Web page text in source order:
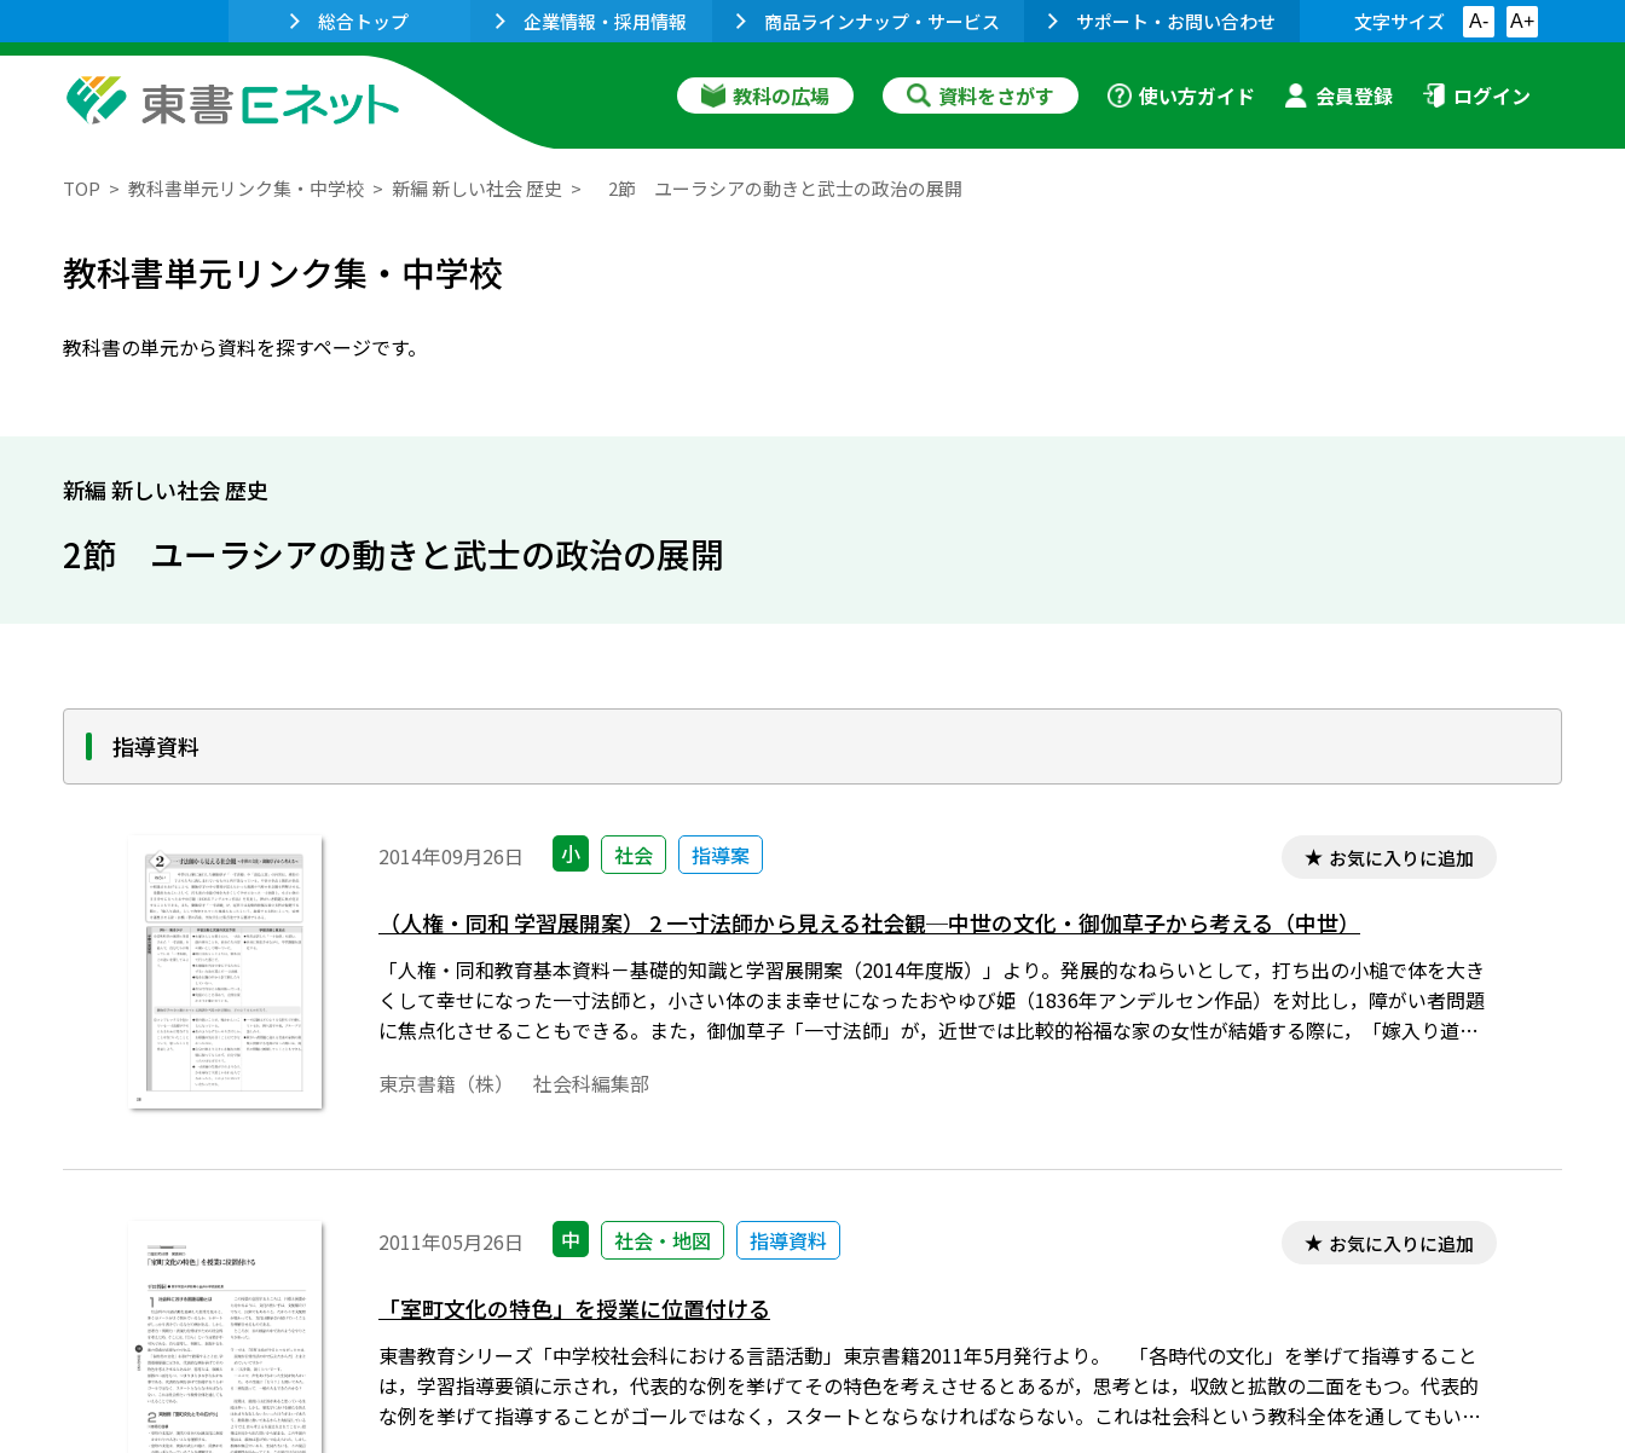
総合トップ 企業情報・採用情報 商品ラインナップ・サービス サポート・お問い合わせ 文字サイズ A- A+
教科の広場 資料をさがす 使い方ガイド 会員登録 ログイン
TOP 教科書単元リンク集・中学校 新編 新しい社会 歴史 2節 ユーラシアの動きと武士の政治の展開
教科書単元リンク集・中学校
教科書の単元から資料を探すページです。
新編 新しい社会 歴史
2節 ユーラシアの動きと武士の政治の展開
指導資料
2014年09月26日 小 社会 指導案 お気に入りに追加
（人権・同和 学習展開案） 2 一寸法師から見える社会観─中世の文化・御伽草子から考える（中世）
「人権・同和教育基本資料－基礎的知識と学習展開案（2014年度版）」より。発展的なねらいとして，打ち出の小槌で体を大き
くして幸せになった一寸法師と，小さい体のまま幸せになったおやゆび姫（1836年アンデルセン作品）を対比し，障がい者問題
に焦点化させることもできる。また，御伽草子「一寸法師」が，近世では比較的裕福な家の女性が結婚する際に，「嫁入り道
点化できる題材でもある。
東京書籍（株） 社会科編集部
2011年05月26日 中 社会・地図 指導資料 お気に入りに追加
「室町文化の特色」を授業に位置付ける
東書教育シリーズ「中学校社会科における言語活動」東京書籍2011年5月発行より。 「各時代の文化」を挙げて指導すること
は，学習指導要領に示され，代表的な例を挙げてその特色を考えさせるとあるが，思考とは，収斂と拡散の二面をもつ。代表的
な例を挙げて指導することがゴールではなく，スタートとならなければならない。これは社会科という教科全体を通してもいえ